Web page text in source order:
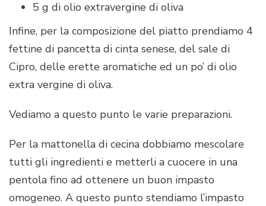
5 g di olio extravergine di oliva
Infine, per la composizione del piatto prendiamo 4
fettine di pancetta di cinta senese, del sale di
Cipro, delle erette aromatiche ed un po’ di olio
extra vergine di oliva.
Vediamo a questo punto le varie preparazioni.
Per la mattonella di cecina dobbiamo mescolare
tutti gli ingredienti e metterli a cuocere in una
pentola fino ad ottenere un buon impasto
omogeneo. A questo punto stendiamo l’impasto